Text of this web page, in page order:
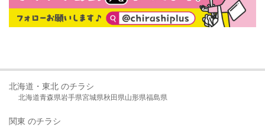
北海道・東北 のチラシ
北海道青森県岩手県宮城県秋田県山形県福島県
関東 のチラシ